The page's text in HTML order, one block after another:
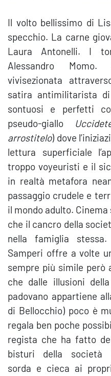
Il volto bellissimo di
specchio. La carne
Laura Antonelli. I
Alessandro
vivisezionata
satira antimilitarista di
sontuosi e perfetti
pseudo-giallo
arrostitelo) dove
lettura superficiale
troppo voyeuristi e il
in realtà metafora
passaggio crudele e
il mondo adulto.
che il cancro della
nella famiglia
Samperi offre a volte
sempre più simile però
che dalle illusioni
padovano appartiene
di Bellocchio) poco è
regala ben poche
regista che ha fatto
bisturi della società
sorda e cieca ai